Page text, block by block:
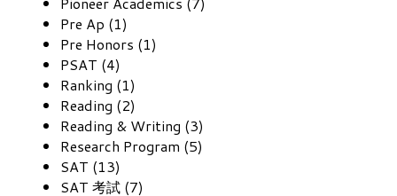
Pre Ap (1)
Pre Honors (1)
PSAT (4)
Ranking (1)
Reading (2)
Reading & Writing (3)
Research Program (5)
SAT (13)
SAT 考試 (7)